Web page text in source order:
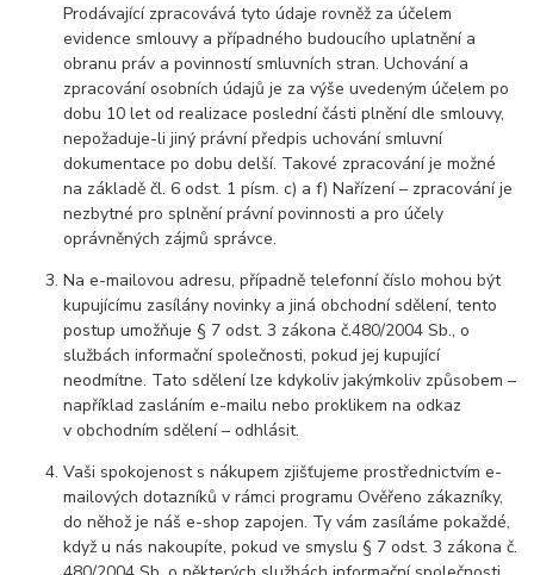
Prodávající zpracovává tyto údaje rovněž za účelem
evidence smlouvy a případného budoucího uplatnění a
obranu práv a povinností smluvních stran. Uchování a
zpracování osobních údajů je za výše uvedeným účelem po
dobu 10 let od realizace poslední části plnění dle smlouvy,
nepožaduje-li jiný právní předpis uchování smluvní
dokumentace po dobu delší. Takové zpracování je možné
na základě čl. 6 odst. 1 písm. c) a f) Nařízení – zpracování je
nezbytné pro splnění právní povinnosti a pro účely
oprávněných zájmů správce.
Na e-mailovou adresu, případně telefonní číslo mohou být
kupujícímu zasílány novinky a jiná obchodní sdělení, tento
postup umožňuje § 7 odst. 3 zákona č.480/2004 Sb., o
službách informační společnosti, pokud jej kupující
neodmítne. Tato sdělení lze kdykoliv jakýmkoliv způsobem –
například zasláním e-mailu nebo proklikem na odkaz
v obchodním sdělení – odhlásit.
Vaši spokojenost s nákupem zjišťujeme prostřednictvím e-
mailových dotazníků v rámci programu Ověřeno zákazníky,
do něhož je náš e-shop zapojen. Ty vám zasíláme pokaždé,
když u nás nakoupíte, pokud ve smyslu § 7 odst. 3 zákona č.